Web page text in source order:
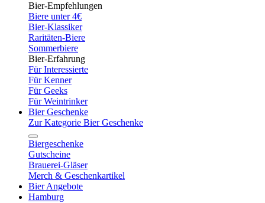
Bier-Empfehlungen
Biere unter 4€
Bier-Klassiker
Raritäten-Biere
Sommerbiere
Bier-Erfahrung
Für Interessierte
Für Kenner
Für Geeks
Für Weintrinker
Bier Geschenke
Zur Kategorie Bier Geschenke
Biergeschenke
Gutscheine
Brauerei-Gläser
Merch & Geschenkartikel
Bier Angebote
Hamburg